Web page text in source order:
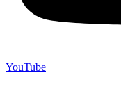
YouTube